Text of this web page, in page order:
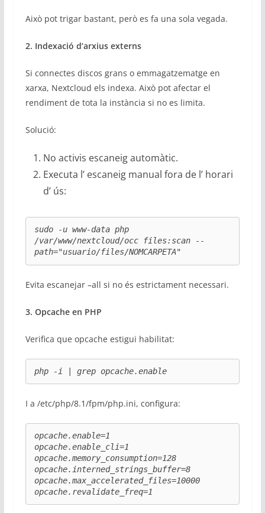
Això pot trigar bastant, però es fa una sola vegada.
2. Indexació d’arxius externs
Si connectes discos grans o emmagatzematge en
xarxa, Nextcloud els indexa. Això pot afectar el
rendiment de tota la instància si no es limita.
Solució:
No activis escaneig automàtic.
Executa l’ escaneig manual fora de l’ horari
d’ ús:
sudo -u www-data php
/var/www/nextcloud/occ files:scan --
path="usuario/files/NOMCARPETA"
Evita escanejar –all si no és estrictament necessari.
3. Opcache en PHP
Verifica que opcache estigui habilitat:
php -i | grep opcache.enable
I a /etc/php/8.1/fpm/php.ini, configura:
opcache.enable=1
opcache.enable_cli=1
opcache.memory_consumption=128
opcache.interned_strings_buffer=8
opcache.max_accelerated_files=10000
opcache.revalidate_freq=1